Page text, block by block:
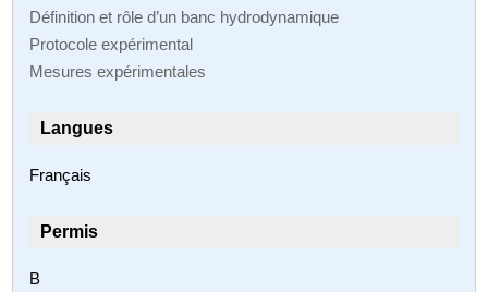
Définition et rôle d’un banc hydrodynamique
Protocole expérimental
Mesures expérimentales
Langues
Français
Permis
B